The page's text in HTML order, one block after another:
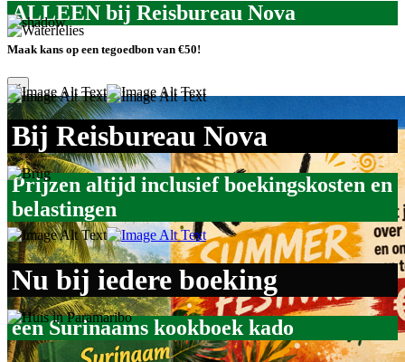
ALLEEN bij Reisbureau Nova
Bij Reisbureau Nova
Prijzen altijd inclusief boekingskosten en
belastingen
Nu bij iedere boeking
een Surinaams kookboek kado
Maak kans op een tegoedbon van €50!
×